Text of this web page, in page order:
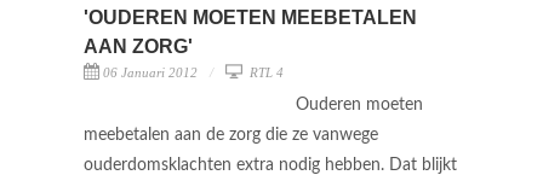
'OUDEREN MOETEN MEEBETALEN
AAN ZORG'
06 Januari 2012 RTL 4
Ouderen moeten
meebetalen aan de zorg die ze vanwege
ouderdomsklachten extra nodig hebben. Dat blijkt